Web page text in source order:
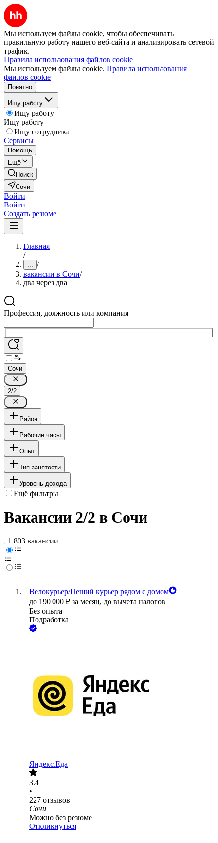
Мы используем файлы cookie, чтобы обеспечивать
правильную работу нашего веб-сайта и анализировать сетевой
трафик.
Правила использования файлов cookie
Мы используем файлы cookie. Правила использования
файлов cookie
Понятно
Ищу работу
Ищу работу
Ищу работу
Ищу сотрудника
Сервисы
Помощь
Ещё
Поиск
Сочи
Войти
Войти
Создать резюме
Главная
/
... /
вакансии в Сочи/
два через два
Профессия, должность или компания
Сочи
2/2
Район
Рабочие часы
Опыт
Тип занятости
Уровень дохода
Ещё фильтры
Вакансии 2/2 в Сочи
, 1 803 вакансии
Велокурьер/Пеший курьер рядом с домом
до 190 000 ₽ за месяц, до вычета налогов
Без опыта
Подработка
Яндекс.Еда
3.4
•
227 отзывов
Сочи
Можно без резюме
Откликнуться